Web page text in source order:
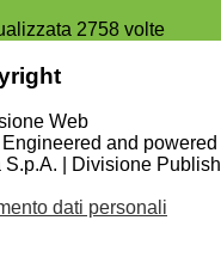
2758 volte
and
| Divisione
dati personali